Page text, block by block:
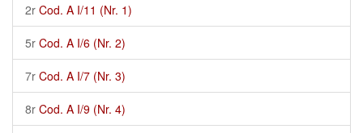
2r Cod. A I/11 (Nr. 1)
5r Cod. A I/6 (Nr. 2)
7r Cod. A I/7 (Nr. 3)
8r Cod. A I/9 (Nr. 4)